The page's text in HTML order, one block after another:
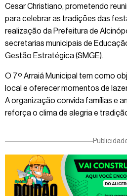
Cesar Christiano, prometendo
para celebrar as tradições das
realização da Prefeitura de
secretarias municipais de
Gestão Estratégica (SMGE).
O 7º Arraiá Municipal tem como
local e oferecer momentos de
A organização convida famílias e
reforça o clima de alegria e